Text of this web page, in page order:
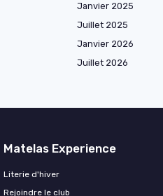
Janvier 2025
Juillet 2025
Janvier 2026
Juillet 2026
Matelas Experience
Literie d'hiver
Rejoindre le club